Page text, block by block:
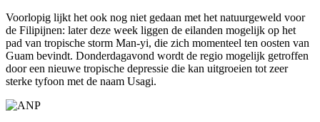
Voorlopig lijkt het ook nog niet gedaan met het natuurgeweld voor
de Filipijnen: later deze week liggen de eilanden mogelijk op het
pad van tropische storm Man-yi, die zich momenteel ten oosten van
Guam bevindt. Donderdagavond wordt de regio mogelijk getroffen
door een nieuwe tropische depressie die kan uitgroeien tot zeer
sterke tyfoon met de naam Usagi.